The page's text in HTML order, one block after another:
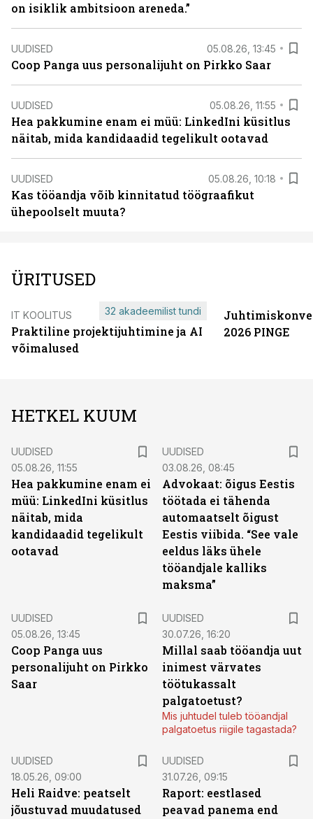
on isiklik ambitsioon areneda.”
UUDISED 05.08.26, 13:45
Coop Panga uus personalijuht on Pirkko Saar
UUDISED 05.08.26, 11:55
Hea pakkumine enam ei müü: LinkedIni küsitlus
näitab, mida kandidaadid tegelikult ootavad
UUDISED 05.08.26, 10:18
Kas tööandja võib kinnitatud töögraafikut
ühepoolselt muuta?
ÜRITUSED
IT KOOLITUS
Praktiline projektijuhtimine ja AI
võimalused
32 akadeemilist tundi
2026 PINGE
HETKEL KUUM
UUDISED
05.08.26, 11:55
Hea pakkumine enam ei
müü: LinkedIni küsitlus
näitab, mida
kandidaadid tegelikult
ootavad
UUDISED
03.08.26, 08:45
Advokaat: õigus Eestis
töötada ei tähenda
automaatselt õigust
Eestis viibida. “See vale
eeldus läks ühele
tööandjale kalliks
maksma”
UUDISED
05.08.26, 13:45
Coop Panga uus
personalijuht on Pirkko
Saar
UUDISED
30.07.26, 16:20
Millal saab tööandja uut
inimest värvates
töötukassalt
palgatoetust?
Mis juhtudel tuleb tööandjal
palgatoetus riigile tagastada?
UUDISED
18.05.26, 09:00
Heli Raidve: peatselt
jõustuvad muudatused
UUDISED
31.07.26, 09:15
Raport: eestlased
peavad panema end